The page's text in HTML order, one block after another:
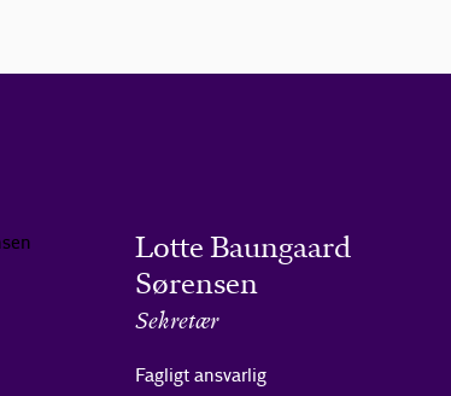
Lotte Baungaard
Sørensen
Sekretær
Fagligt ansvarlig